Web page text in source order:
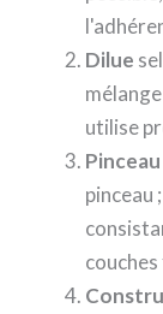
Dilue
utilise
pinceau
couches